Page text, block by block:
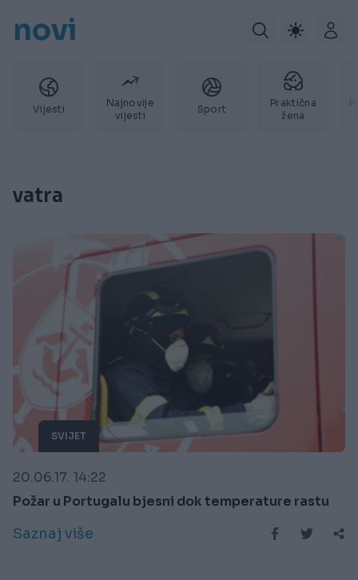
novi
Vijesti
Najnovije
vijesti
Sport
Praktična
žena
vatra
SVIJET
20.06.17. 14:22
Požar u Portugalu bjesni dok temperature rastu
Saznaj više